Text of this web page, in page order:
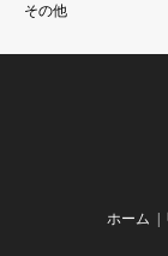
その他
ホーム